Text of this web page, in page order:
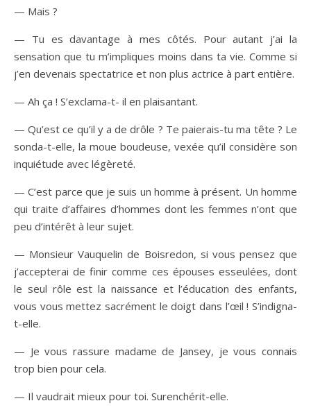
— Mais ?
— Tu es davantage à mes côtés. Pour autant j’ai la
sensation que tu m’impliques moins dans ta vie. Comme si
j’en devenais spectatrice et non plus actrice à part entière.
— Ah ça ! S’exclama-t- il en plaisantant.
— Qu’est ce qu’il y a de drôle ? Te paierais-tu ma tête ? Le
sonda-t-elle, la moue boudeuse, vexée qu’il considère son
inquiétude avec légèreté.
— C’est parce que je suis un homme à présent. Un homme
qui traite d’affaires d’hommes dont les femmes n’ont que
peu d’intérêt à leur sujet.
— Monsieur Vauquelin de Boisredon, si vous pensez que
j’accepterai de finir comme ces épouses esseulées, dont
le seul rôle est la naissance et l’éducation des enfants,
vous vous mettez sacrément le doigt dans l’œil ! S’indigna-
t-elle.
— Je vous rassure madame de Jansey, je vous connais
trop bien pour cela.
— Il vaudrait mieux pour toi. Surenchérit-elle.